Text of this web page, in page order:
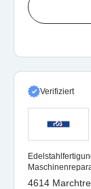
Verifiziert
4614